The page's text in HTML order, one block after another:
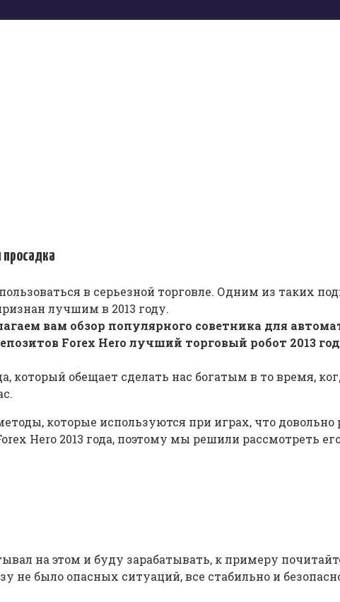
в серьезной торговле. Одним из таких
лучшим в 2013 году.
вам обзор популярного советника для
Forex Hero лучший торговый робот 2013
который обещает сделать нас богатым в то время,
которые используются при играх, что довольно
Hero 2013 года, поэтому мы решили рассмотреть
на этом и буду зарабатывать, к примеру
не было опасных ситуаций, все стабильно и